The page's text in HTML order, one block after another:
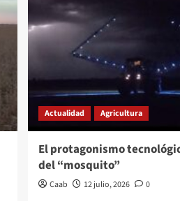
Actualidad Agricultura
El protagonismo
del “mosquito”
Caab 12 julio, 2026 0